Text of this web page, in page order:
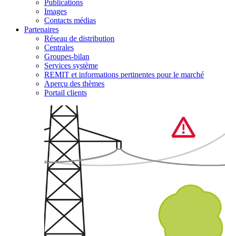
Publications
Images
Contacts médias
Partenaires
Réseau de distribution
Centrales
Groupes-bilan
Services système
REMIT et informations pertinentes pour le marché
Aperçu des thèmes
Portail clients